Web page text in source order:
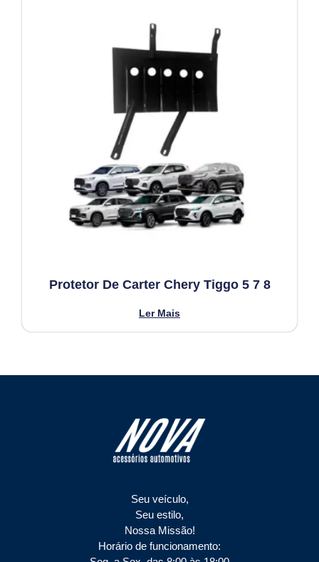
Protetor De Carter Chery Tiggo 5 7 8
Ler Mais
Seu veículo,
Seu estilo,
Nossa Missão!
Horário de funcionamento: